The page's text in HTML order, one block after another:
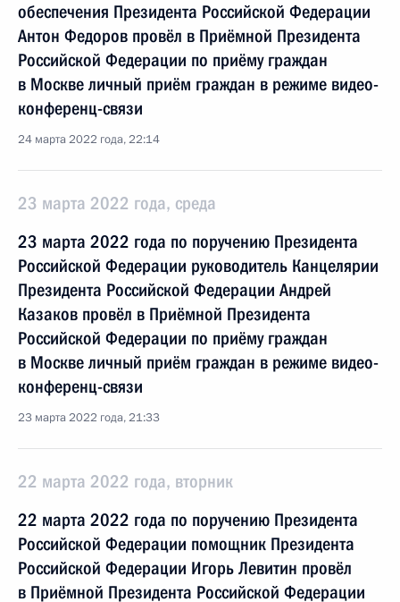
обеспечения Президента Российской Федерации
Антон Федоров провёл в Приёмной Президента
Российской Федерации по приёму граждан
в Москве личный приём граждан в режиме видео-
конференц-связи
24 марта 2022 года, 22:14
23 марта 2022 года, среда
23 марта 2022 года по поручению Президента
Российской Федерации руководитель Канцелярии
Президента Российской Федерации Андрей
Казаков провёл в Приёмной Президента
Российской Федерации по приёму граждан
в Москве личный приём граждан в режиме видео-
конференц-связи
23 марта 2022 года, 21:33
22 марта 2022 года, вторник
22 марта 2022 года по поручению Президента
Российской Федерации помощник Президента
Российской Федерации Игорь Левитин провёл
в Приёмной Президента Российской Федерации